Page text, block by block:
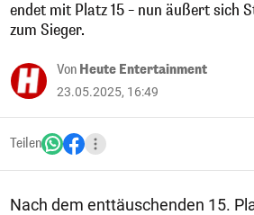
endet mit Platz 15 – nun äußert sich
zum Sieger.
Von Heute Entertainment
23.05.2025, 16:49
Teilen
Nach dem enttäuschenden 15.